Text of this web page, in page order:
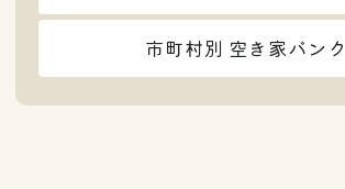
市町村別 空き家バンク